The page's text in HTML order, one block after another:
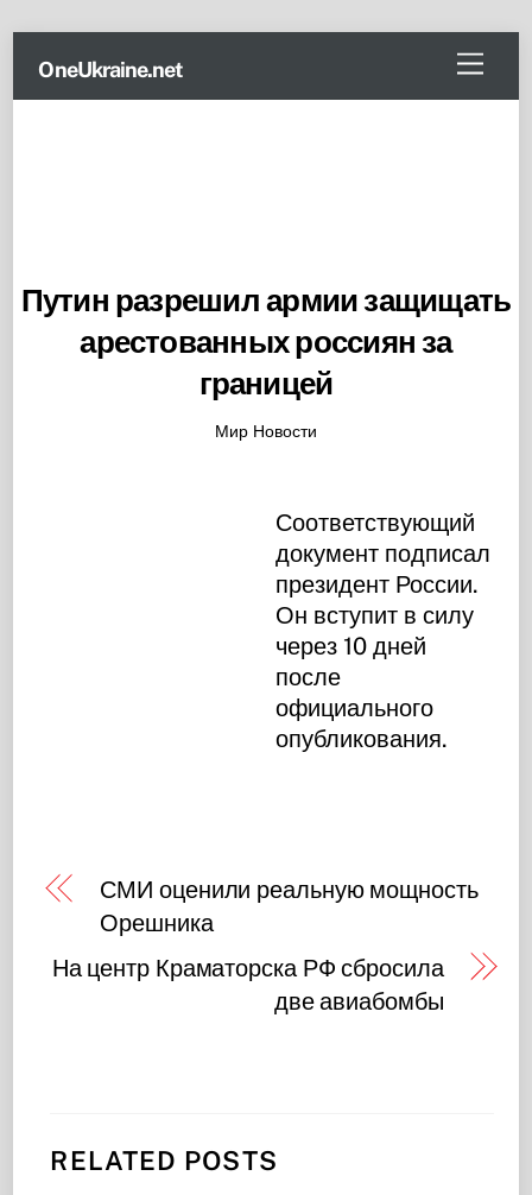
content
Menu
OneUkraine.net
Путин разрешил армии защищать
арестованных россиян за
границей
Мир Новости
Соответствующий
документ подписал
президент России.
Он вступит в силу
через 10 дней
после
официального
опубликования.
СМИ оценили реальную мощность
Орешника
На центр Краматорска РФ сбросила
две авиабомбы
RELATED POSTS